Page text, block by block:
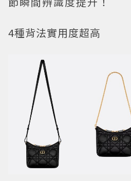
4種背法實用度超高